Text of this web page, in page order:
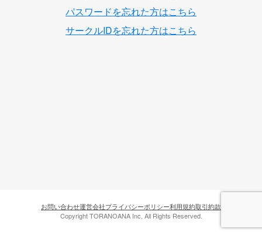
パスワードを忘れた方はこちら
サークルIDを忘れた方はこちら
お問い合わせ運営会社プライバシーポリシー利用規約取引約款
Copyright TORANOANA Inc, All Rights Reserved.